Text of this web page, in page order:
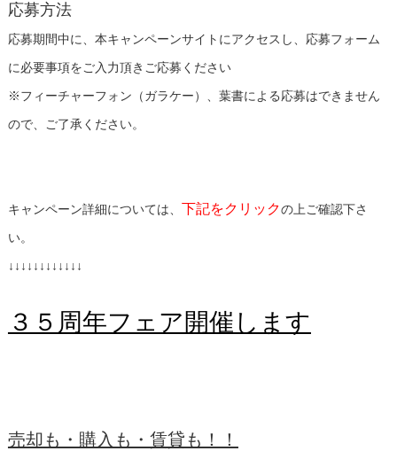
応募方法
応募期間中に、本キャンペーンサイトにアクセスし、応募フォーム
に必要事項をご入力頂きご応募ください
※フィーチャーフォン（ガラケー）、葉書による応募はできません
ので、ご了承ください。
キャンペーン詳細については、 下記をクリックの上ご確認下さ
い。
↓↓↓↓↓↓↓↓↓↓↓↓
３５周年フェア開催します
売却も・購入も・賃貸も！！